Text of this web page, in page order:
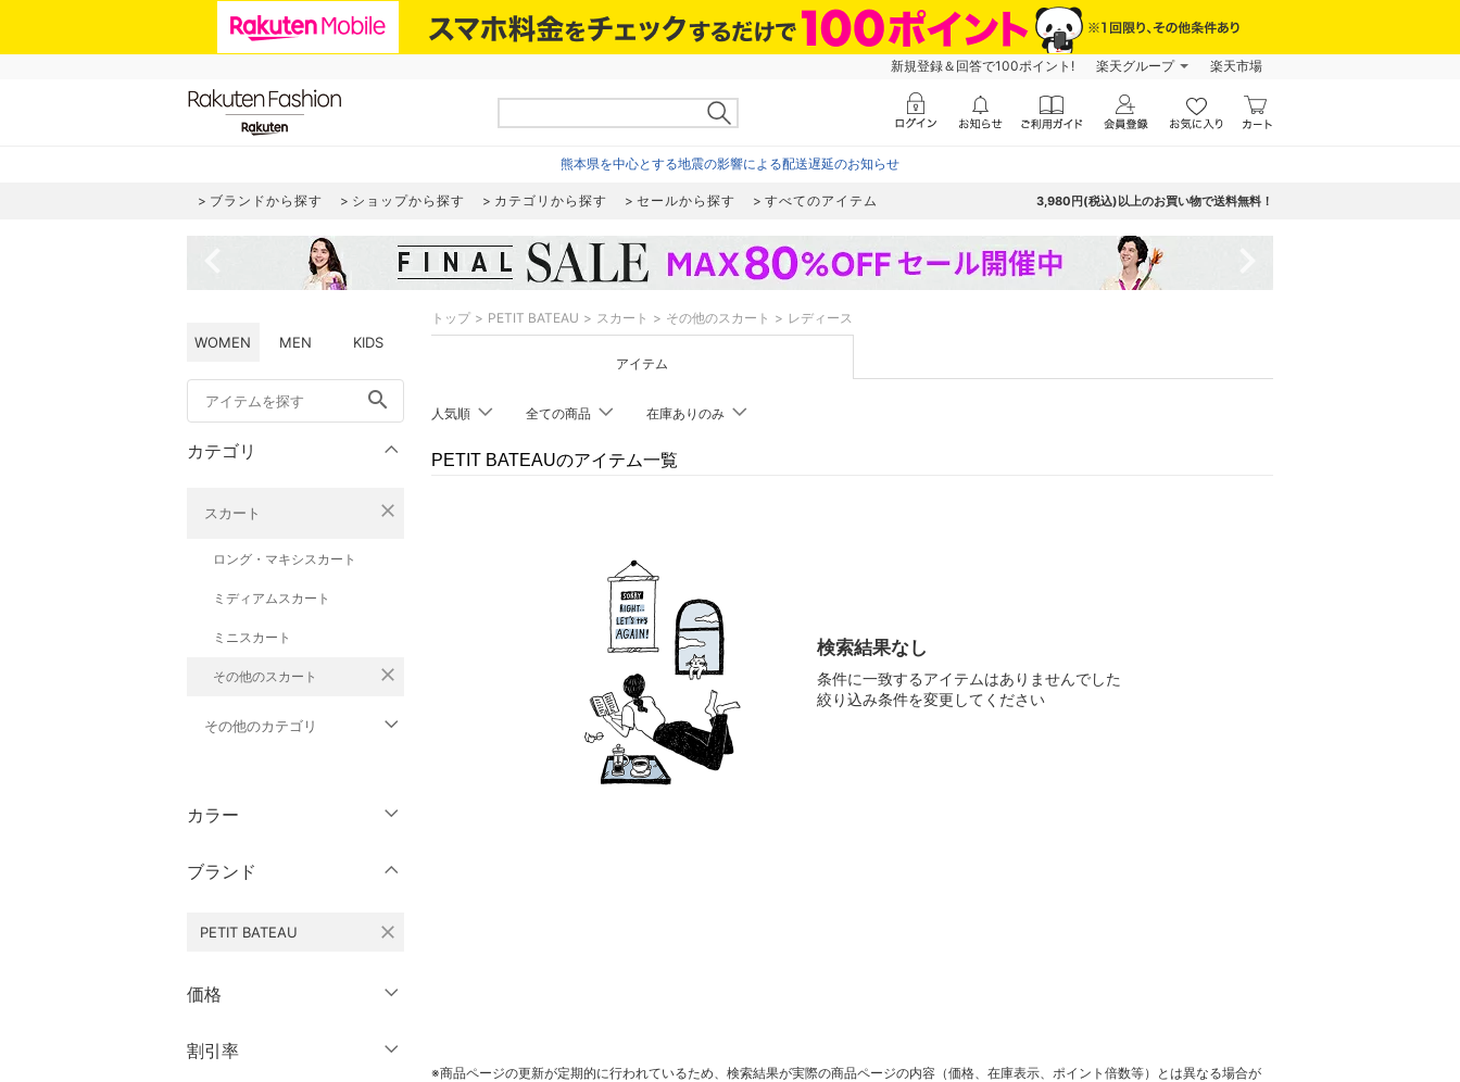
新規登録＆回答で100ポイント! 楽天グループ 楽天市場
熊本県を中心とする地震の影響による配送遅延のお知らせ
ブランドから探す ショップから探す カテゴリから探す セールから探す すべてのアイテム 3,980円(税込)以上のお買い物で送料無料！
WOMEN MEN KIDS
search
カテゴリ
スカート close
ロング・マキシスカート
ミディアムスカート
ミニスカート
その他のスカート close
その他のカテゴリ
パンツ
ワンピース・ドレス
オールインワン・オーバ
ーオール
バッグ
カラー
クリア
ブランド
PETIT BATEAU close
価格
割引率
トップ PETIT BATEAU スカート その他のスカート レディース
アイテム
人気順 全ての商品 在庫ありのみ
PETIT BATEAUのアイテム一覧
検索結果なし
条件に一致するアイテムはありませんでした
絞り込み条件を変更してください
※商品ページの更新が定期的に行われているため、検索結果が実際の商品ページの内容（価格、在庫表示、ポイント倍数等）とは異なる場合が